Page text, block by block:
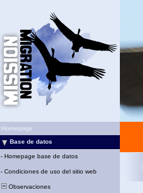
Homepage
Base de datos
- Homepage base de datos
- Condiciones de uso del sitio web
Observaciones